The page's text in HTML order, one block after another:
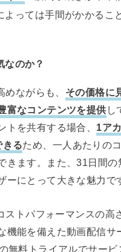
よっては手間がかかるこ
なのか？
ながらも、 その価格に
富なコンテンツを提供 し
トを共有する場合、 1ア
るため、一人あたりの
きます。また、31日間の
ーにとって大きな魅力で
ストパフォーマンスの高
機能を備えた動画配信サ
無料トライアルでサービ